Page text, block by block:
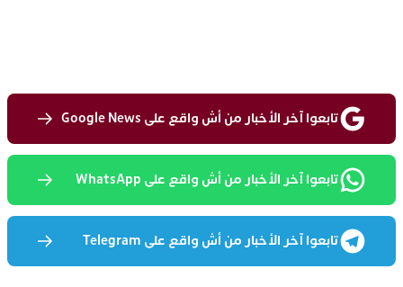
تابعوا آخر الأخبار من أش واقع على Google News
تابعوا آخر الأخبار من أش واقع على WhatsApp
تابعوا آخر الأخبار من أش واقع على Telegram